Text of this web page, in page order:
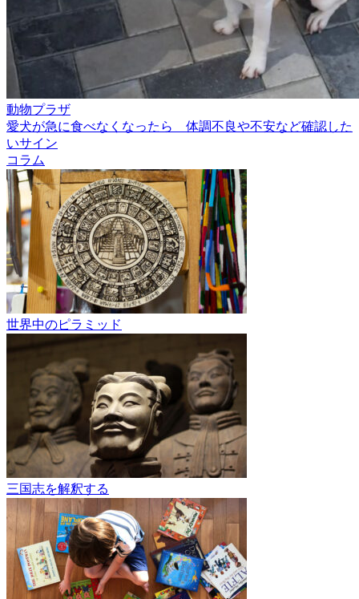
動物プラザ
愛犬が急に食べなくなったら 体調不良や不安など確認した
いサイン
コラム
世界中のピラミッド
三国志を解釈する